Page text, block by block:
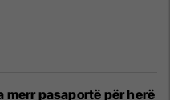
merr pasaportë për herë